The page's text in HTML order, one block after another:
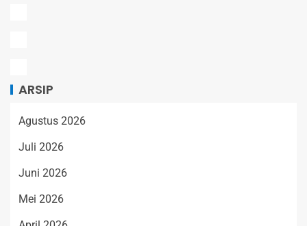
ARSIP
Agustus 2026
Juli 2026
Juni 2026
Mei 2026